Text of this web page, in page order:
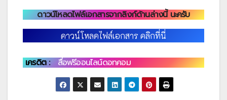
ดาวน์โหลดไฟล์เอกสารจากลิงก์ด้านล่างนี้ นะครับ
ดาวน์โหลดไฟล์เอกสาร คลิกที่นี่
เครดิต : สื่อฟรีออนไลน์ดอทคอม